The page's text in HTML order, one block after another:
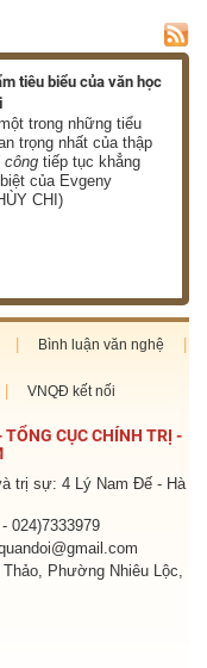
tiêu biểu của văn học
trong những tiểu
trọng nhất của thập
công tiếp tục khẳng
của Evgeny
CHI)
Bình luận văn nghệ
VNQĐ kết nối
CỤC CHÍNH TRỊ -
trị sự: 4 Lý Nam Đế - Hà
024)7333979
Phường Nhiêu Lộc,